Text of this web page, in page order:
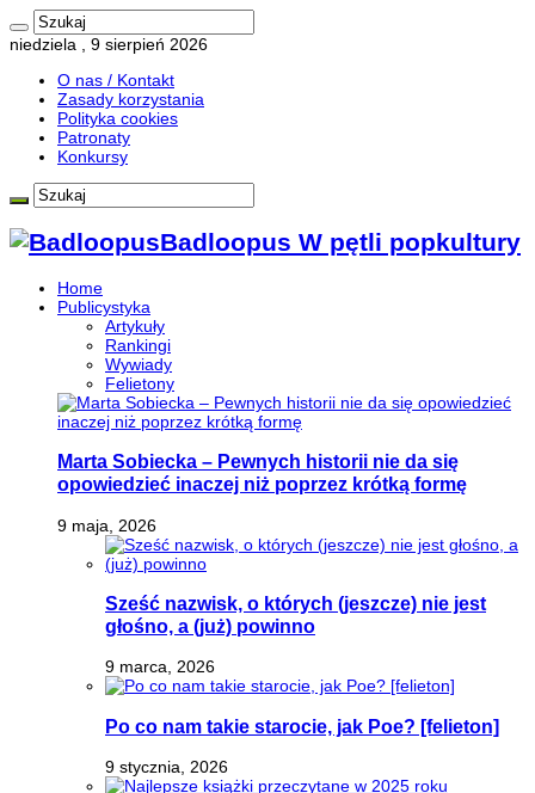
niedziela , 9 sierpień 2026
O nas / Kontakt
Zasady korzystania
Polityka cookies
Patronaty
Konkursy
Badloopus W pętli popkultury
Home
Publicystyka
Artykuły
Rankingi
Wywiady
Felietony
Marta Sobiecka – Pewnych historii nie da się
opowiedzieć inaczej niż poprzez krótką formę
9 maja, 2026
Sześć nazwisk, o których (jeszcze) nie jest
głośno, a (już) powinno
9 marca, 2026
Po co nam takie starocie, jak Poe? [felieton]
9 stycznia, 2026